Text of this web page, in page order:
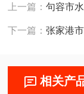
上一篇：句容市水
下一篇：张家港市
相关产